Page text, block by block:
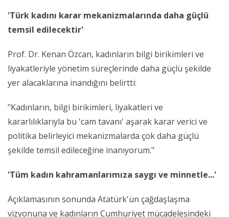
'Türk kadını karar mekanizmalarında daha güçlü
temsil edilecektir'
Prof. Dr. Kenan Özcan, kadınların bilgi birikimleri ve
liyakatleriyle yönetim süreçlerinde daha güçlü şekilde
yer alacaklarına inandığını belirtti:
"Kadınların, bilgi birikimleri, liyakatleri ve
kararlılıklarıyla bu 'cam tavanı' aşarak karar verici ve
politika belirleyici mekanizmalarda çok daha güçlü
şekilde temsil edileceğine inanıyorum."
'Tüm kadın kahramanlarımıza saygı ve minnetle...'
Açıklamasının sonunda Atatürk'ün çağdaşlaşma
vizyonuna ve kadınların Cumhuriyet mücadelesindeki